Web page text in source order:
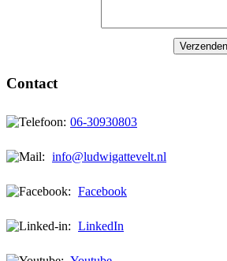
Contact
06-30930803
info@ludwigattevelt.nl
Facebook
LinkedIn